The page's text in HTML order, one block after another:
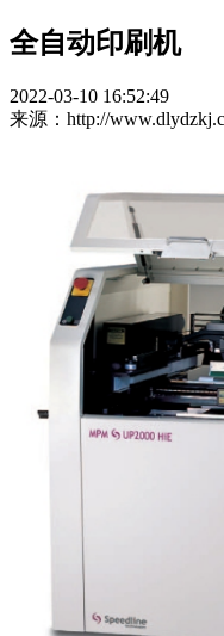
全自动印刷机
2022-03-10 16:52:49
来源：http://